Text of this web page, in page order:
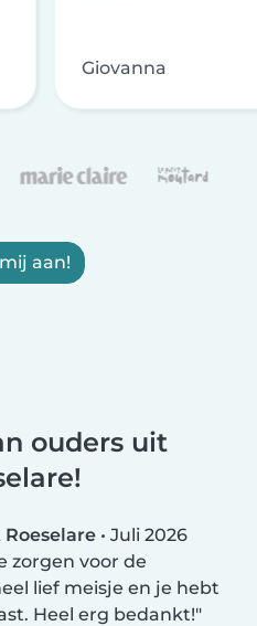
Giovanna
aan!
ouders uit
• Juli 2026
zorgen voor de
lief meisje en je hebt
Heel erg bedankt!